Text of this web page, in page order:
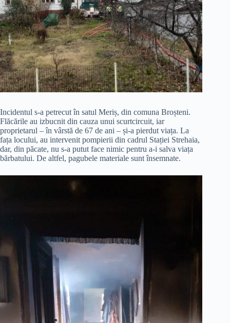
Incidentul s-a petrecut în satul Meriș, din comuna Broșteni.
Flăcările au izbucnit din cauza unui scurtcircuit, iar
proprietarul – în vârstă de 67 de ani – și-a pierdut viața. La
fața locului, au intervenit pompierii din cadrul Stației Strehaia,
dar, din păcate, nu s-a putut face nimic pentru a-i salva viața
bărbatului. De altfel, pagubele materiale sunt însemnate.